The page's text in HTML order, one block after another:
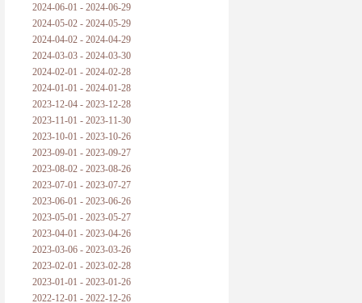
2024-06-01 - 2024-06-29
2024-05-02 - 2024-05-29
2024-04-02 - 2024-04-29
2024-03-03 - 2024-03-30
2024-02-01 - 2024-02-28
2024-01-01 - 2024-01-28
2023-12-04 - 2023-12-28
2023-11-01 - 2023-11-30
2023-10-01 - 2023-10-26
2023-09-01 - 2023-09-27
2023-08-02 - 2023-08-26
2023-07-01 - 2023-07-27
2023-06-01 - 2023-06-26
2023-05-01 - 2023-05-27
2023-04-01 - 2023-04-26
2023-03-06 - 2023-03-26
2023-02-01 - 2023-02-28
2023-01-01 - 2023-01-26
2022-12-01 - 2022-12-26